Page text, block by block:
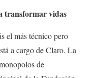
transformar vidas
el más técnico pero
a cargo de Claro. La
de